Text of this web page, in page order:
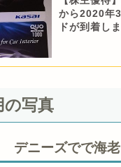
から2020年
ドが到着し
の写真
デニーズでで海